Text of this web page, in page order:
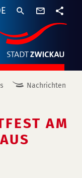
Nachrichten
AM